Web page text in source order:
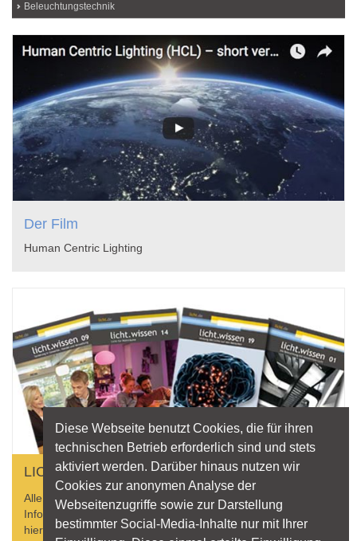
Beleuchtungstechnik
Der Film
Human Centric Lighting
LICHT ALS LEKTÜRE
Alle aktuellen Hefte der licht.wissen-Reihe und weitere
Informationsschriften zu Licht und Beleuchtung finden Sie
hier zum direkten Download.
Diese Webseite benutzt Cookies, die für ihren
technischen Betrieb erforderlich sind und stets
aktiviert werden. Darüber hinaus nutzen wir
Cookies zur anonymen Analyse der
Webseitenzugriffe sowie zur Darstellung
bestimmter Social-Media-Inhalte nur mit Ihrer